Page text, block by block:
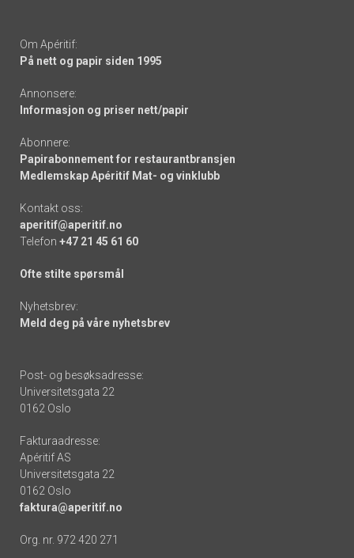
Om Apéritif:
På nett og papir siden 1995
Annonsere:
Informasjon og priser nett/papir
Abonnere:
Papirabonnement for restaurantbransjen
Medlemskap Apéritif Mat- og vinklubb
Kontakt oss:
aperitif@aperitif.no
Telefon +47 21 45 61 60
Ofte stilte spørsmål
Nyhetsbrev:
Meld deg på våre nyhetsbrev
Post- og besøksadresse:
Universitetsgata 22
0162 Oslo
Fakturaadresse:
Apéritif AS
Universitetsgata 22
0162 Oslo
faktura@aperitif.no
Org. nr. 972 420 271